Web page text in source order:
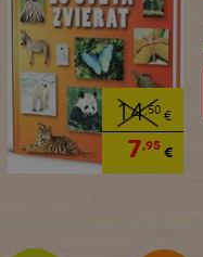
14,50€
7,95€